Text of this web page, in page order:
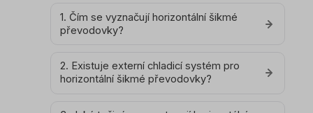
1. Čím se vyznačují horizontální šikmé
převodovky?
2. Existuje externí chladicí systém pro
horizontální šikmé převodovky?